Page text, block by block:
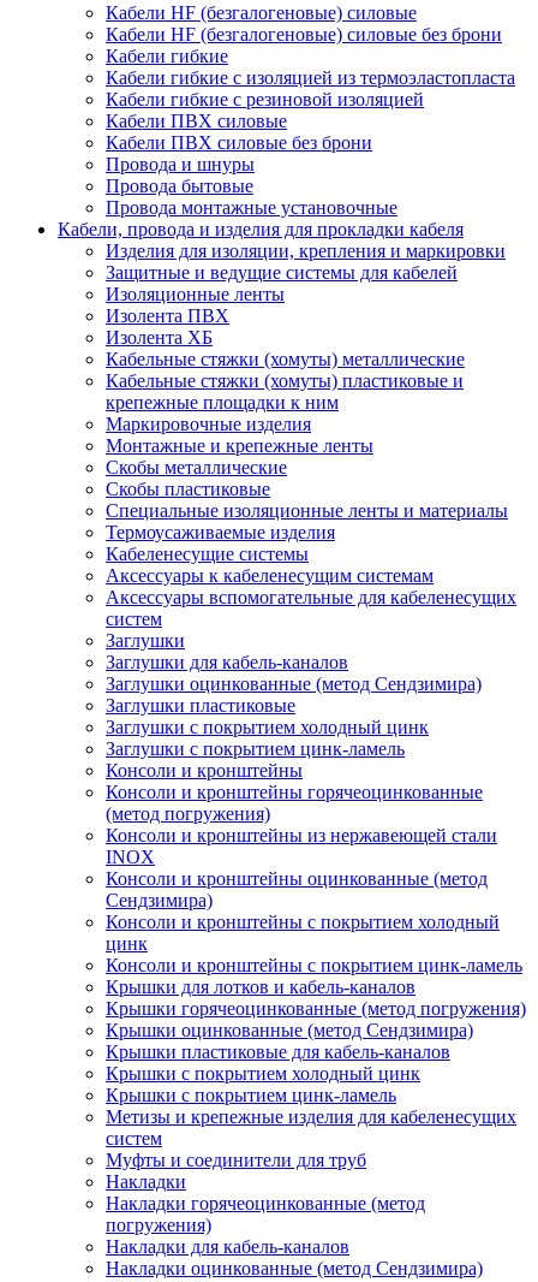
Кабели HF (безгалогеновые) силовые
Кабели HF (безгалогеновые) силовые без брони
Кабели гибкие
Кабели гибкие с изоляцией из термоэластопласта
Кабели гибкие с резиновой изоляцией
Кабели ПВХ силовые
Кабели ПВХ силовые без брони
Провода и шнуры
Провода бытовые
Провода монтажные установочные
Кабели, провода и изделия для прокладки кабеля
Изделия для изоляции, крепления и маркировки
Защитные и ведущие системы для кабелей
Изоляционные ленты
Изолента ПВХ
Изолента ХБ
Кабельные стяжки (хомуты) металлические
Кабельные стяжки (хомуты) пластиковые и
крепежные площадки к ним
Маркировочные изделия
Монтажные и крепежные ленты
Скобы металлические
Скобы пластиковые
Специальные изоляционные ленты и материалы
Термоусаживаемые изделия
Кабеленесущие системы
Аксессуары к кабеленесущим системам
Аксессуары вспомогательные для кабеленесущих
систем
Заглушки
Заглушки для кабель-каналов
Заглушки оцинкованные (метод Сендзимира)
Заглушки пластиковые
Заглушки с покрытием холодный цинк
Заглушки с покрытием цинк-ламель
Консоли и кронштейны
Консоли и кронштейны горячеоцинкованные
(метод погружения)
Консоли и кронштейны из нержавеющей стали
INOX
Консоли и кронштейны оцинкованные (метод
Сендзимира)
Консоли и кронштейны с покрытием холодный
цинк
Консоли и кронштейны с покрытием цинк-ламель
Крышки для лотков и кабель-каналов
Крышки горячеоцинкованные (метод погружения)
Крышки оцинкованные (метод Сендзимира)
Крышки пластиковые для кабель-каналов
Крышки с покрытием холодный цинк
Крышки с покрытием цинк-ламель
Метизы и крепежные изделия для кабеленесущих
систем
Муфты и соединители для труб
Накладки
Накладки горячеоцинкованные (метод
погружения)
Накладки для кабель-каналов
Накладки оцинкованные (метод Сендзимира)